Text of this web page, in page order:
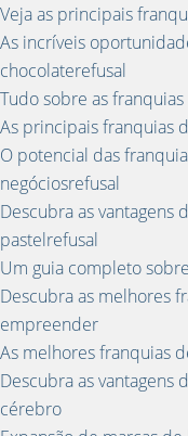
Veja as principais
As incríveis
chocolaterefusal
Tudo sobre as
As principais franquias
O potencial das
negóciosrefusal
Descubra as vantagens
pastelrefusal
Um guia completo
Descubra as melhores
empreender
As melhores franquias
Descubra as vantagens
cérebro